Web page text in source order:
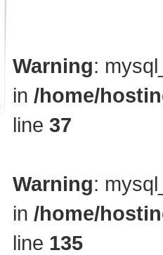
Warning:
in /home/
line 37
Warning:
in /home/
line 135